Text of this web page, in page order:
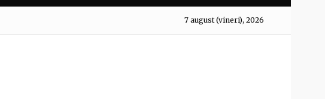
7 august (vineri), 2026